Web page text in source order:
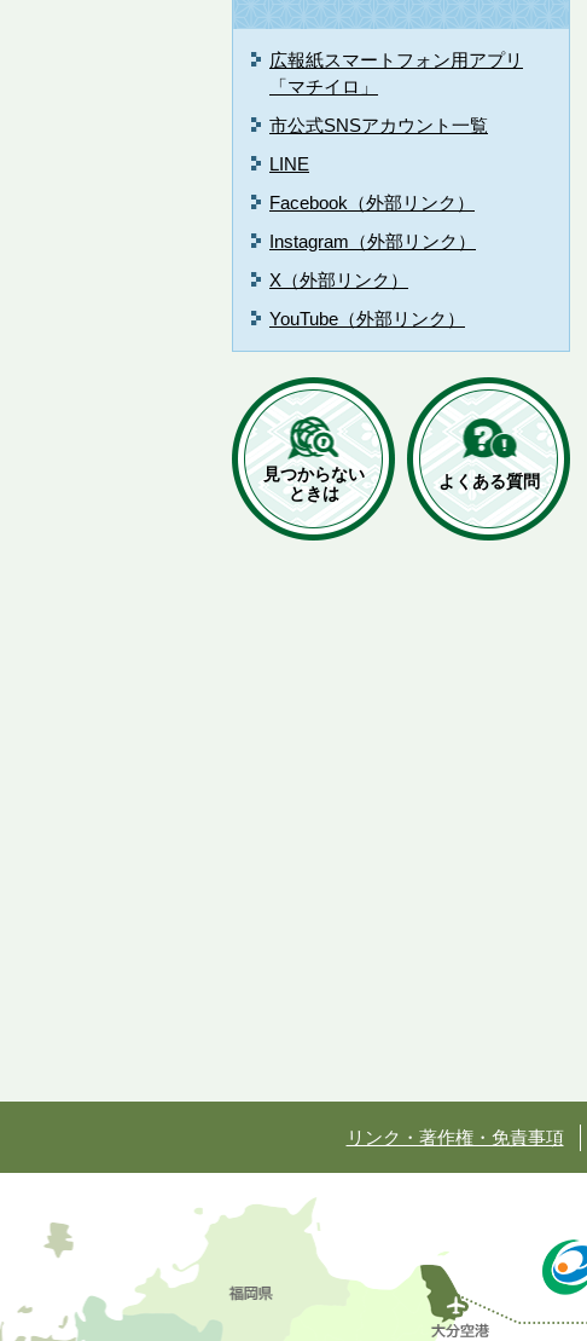
広報紙スマートフォン用アプリ
「マチイロ」
市公式SNSアカウント一覧
LINE
Facebook（外部リンク）
Instagram（外部リンク）
X（外部リンク）
YouTube（外部リンク）
見つからない
ときは
よくある質問
リンク・著作権・免責事項